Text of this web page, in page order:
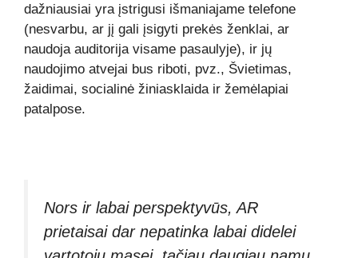
dažniausiai yra įstrigusi išmaniajame telefone
(nesvarbu, ar jį gali įsigyti prekės ženklai, ar
naudoja auditorija visame pasaulyje), ir jų
naudojimo atvejai bus riboti, pvz., Švietimas,
žaidimai, socialinė žiniasklaida ir žemėlapiai
patalpose.
Nors ir labai perspektyvūs, AR
prietaisai dar nepatinka labai didelei